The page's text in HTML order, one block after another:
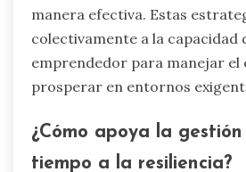
manera efectiva. Estas
colectivamente a la capacidad
emprendedor para manejar el
prosperar en entornos
¿Cómo apoya la
tiempo a la resiliencia?